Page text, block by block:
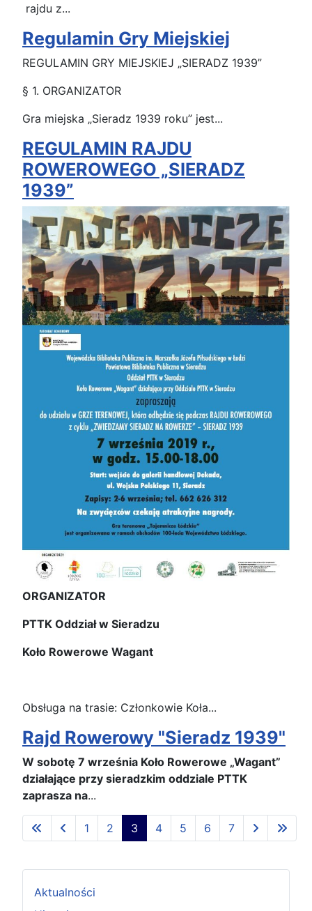
Aktualności
rajdu z...
Regulamin Gry Miejskiej
REGULAMIN GRY MIEJSKIEJ „SIERADZ 1939”
§ 1. ORGANIZATOR
Gra miejska „Sieradz 1939 roku” jest...
REGULAMIN RAJDU
ROWEROWEGO „SIERADZ
1939”
ORGANIZATOR
PTTK Oddział w Sieradzu
Koło Rowerowe Wagant
Obsługa na trasie: Członkowie Koła...
Rajd Rowerowy "Sieradz 1939"
W sobotę 7 września Koło Rowerowe „Wagant”
działające przy sieradzkim oddziale PTTK
zaprasza na...
Strona 3 z 7
1 2 3 4 5 6 7